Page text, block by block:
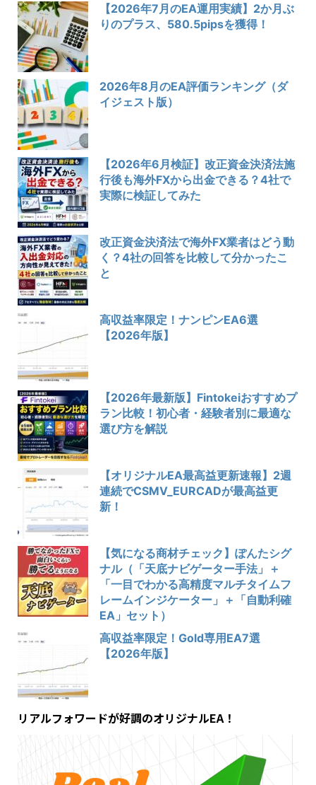
【2026年7月のEA運用実績】2か月ぶ
りのプラス、580.5pipsを獲得！
2026年8月のEA評価ランキング（ダ
イジェスト版）
【2026年6月検証】改正資金決済法施
行後も海外FXから出金できる？4社で
実際に検証してみた
改正資金決済法で海外FX業者はどう動
く？4社の回答を比較して分かったこ
と
高収益率限定！ナンピンEA6選
【2026年版】
【2026年最新版】Fintokeiおすすめプ
ラン比較！初心者・経験者別に最適な
選び方を解説
【オリジナルEA最高益更新速報】2週
連続でCSMV_EURCADが最高益更
新！
【気になる商材チェック】ぽんたシグ
ナル（「天底ナビゲーター手法」＋
「一目でわかる高精度マルチタイムフ
レームインジケーター」＋「自動利確
EA」セット）
高収益率限定！Gold専用EA7選
【2026年版】
リアルフォワードが好調のオリジナルEA！